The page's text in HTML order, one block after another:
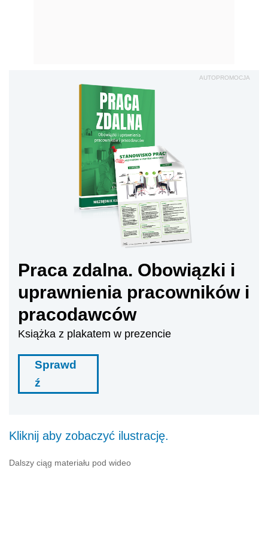
AUTOPROMOCJA
Praca zdalna. Obowiązki i
uprawnienia pracowników i
pracodawców
Książka z plakatem w prezencie
Sprawd
ź
Kliknij aby zobaczyć ilustrację.
Dalszy ciąg materiału pod wideo